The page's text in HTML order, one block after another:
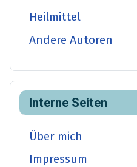
Heilmittel
Andere Autoren
Interne Seiten
Über mich
Impressum